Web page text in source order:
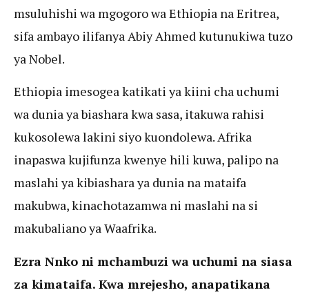
msuluhishi wa mgogoro wa Ethiopia na Eritrea,
sifa ambayo ilifanya Abiy Ahmed kutunukiwa tuzo
ya Nobel.
Ethiopia imesogea katikati ya kiini cha uchumi
wa dunia ya biashara kwa sasa, itakuwa rahisi
kukosolewa lakini siyo kuondolewa. Afrika
inapaswa kujifunza kwenye hili kuwa, palipo na
maslahi ya kibiashara ya dunia na mataifa
makubwa, kinachotazamwa ni maslahi na si
makubaliano ya Waafrika.
Ezra Nnko ni mchambuzi wa uchumi na siasa
za kimataifa. Kwa mrejesho, anapatikana